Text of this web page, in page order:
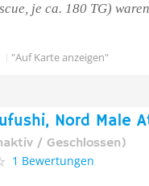
je ca. 180 TG)
"Auf Karte anzeigen"
Nord Male
/ Geschlossen)
1 Bewertungen